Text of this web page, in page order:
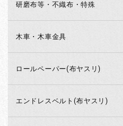
研磨布等・不織布・特殊
木車・木車金具
ロールペーパー(布ヤスリ)
エンドレスベルト(布ヤスリ)